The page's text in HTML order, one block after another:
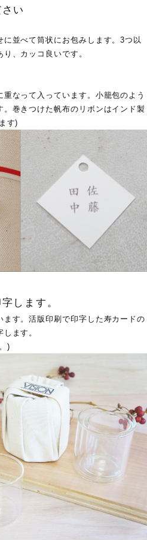
い
並べて筒状にお包みします。3つ以
、カッコ良いです。
なって入っています。小籠包のよう
巻きつけた帆布のリボンはインド製
す)
します。
す。活版印刷で印字した寿カードの
ます。
)